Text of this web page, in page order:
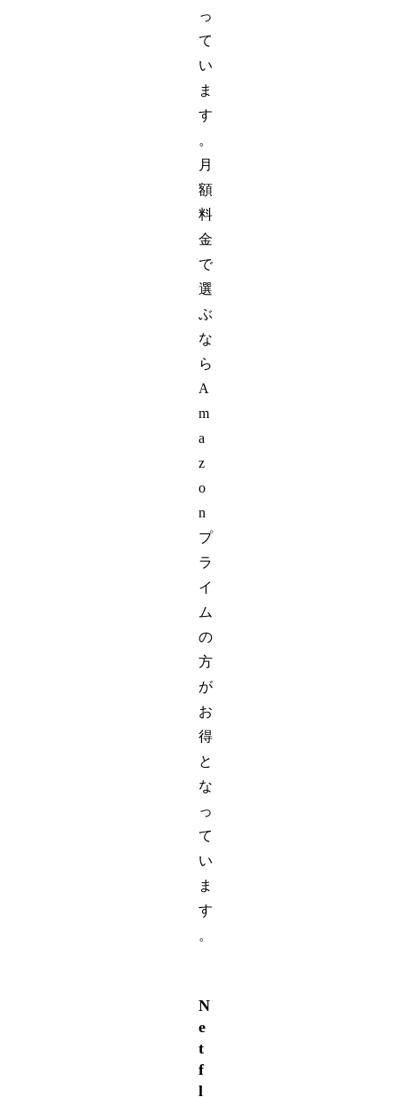
っ
て
い
ま
す
。
月
額
料
金
で
選
ぶ
な
ら
A
m
a
z
o
n
プ
ラ
イ
ム
の
方
が
お
得
と
な
っ
て
い
ま
す
。
N
e
t
f
l